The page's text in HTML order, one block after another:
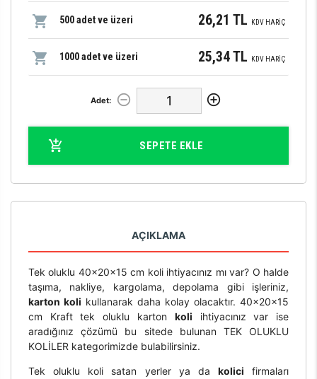
500 adet ve üzeri 26,21 TL KDV HARİÇ
1000 adet ve üzeri 25,34 TL KDV HARİÇ
Adet:
SEPETE EKLE
AÇIKLAMA
Tek oluklu 40x20x15 cm koli ihtiyacınız mı var? O halde
taşıma, nakliye, kargolama, depolama gibi işleriniz,
karton koli kullanarak daha kolay olacaktır. 40x20x15
cm Kraft tek oluklu karton koli ihtiyacınız var ise
aradığınız çözümü bu sitede bulunan TEK OLUKLU
KOLİLER kategorimizde bulabilirsiniz.
Tek oluklu koli satan yerler ya da kolici firmaları